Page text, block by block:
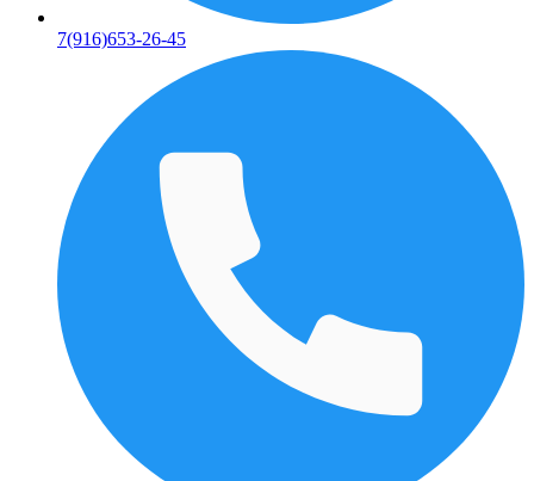
7(916)653-26-45